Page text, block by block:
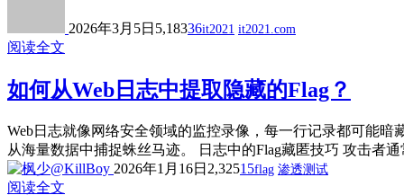
2026年3月5日 5,18336it2021 it2021.com
阅读全文
如何从Web日志中提取隐藏的Flag？
Web日志就像网络安全领域的监控录像，每一行记录都可能
从海量数据中捕捉蛛丝马迹。 日志中的Flag藏匿技巧 攻击者
2026年1月16日 2,32515flag 渗透测试
阅读全文